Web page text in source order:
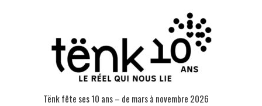
Tënk fête ses 10 ans – de mars à novembre 2026